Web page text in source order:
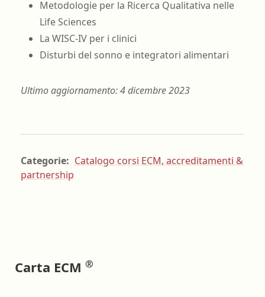
Metodologie per la Ricerca Qualitativa nelle
Life Sciences
La WISC-IV per i clinici
Disturbi del sonno e integratori alimentari
Ultimo aggiornamento: 4 dicembre 2023
Categorie: Catalogo corsi ECM, accreditamenti &
partnership
Carta ECM ®